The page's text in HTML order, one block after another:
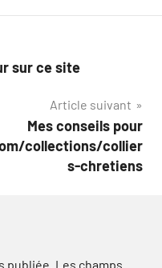
sur ce site
Article suivant
Mes conseils pour
collections/collier
s-chretiens
publiée. Les champs